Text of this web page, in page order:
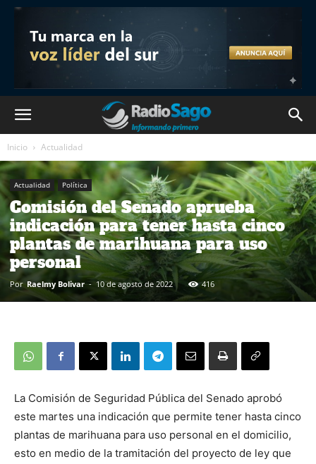
Inicio Actualidad
Actualidad Política
Comisión del Senado aprueba
indicación para tener hasta cinco
plantas de marihuana para uso
personal
Por Raelmy Bolivar - 10 de agosto de 2022 416
La Comisión de Seguridad Pública del Senado aprobó
este martes una indicación que permite tener hasta cinco
plantas de marihuana para uso personal en el domicilio,
esto en medio de la tramitación del proyecto de ley que